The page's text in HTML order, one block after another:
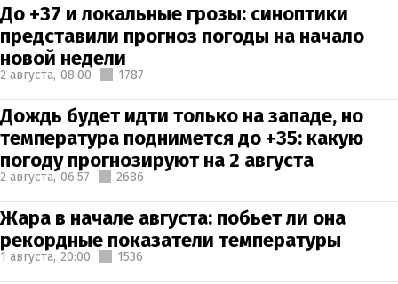
До +37 и локальные грозы: синоптики
представили прогноз погоды на начало
новой недели
2 августа, 08:00 1787
Дождь будет идти только на западе, но
температура поднимется до +35: какую
погоду прогнозируют на 2 августа
2 августа, 06:57 2686
Жара в начале августа: побьет ли она
рекордные показатели температуры
1 августа, 20:00 1536